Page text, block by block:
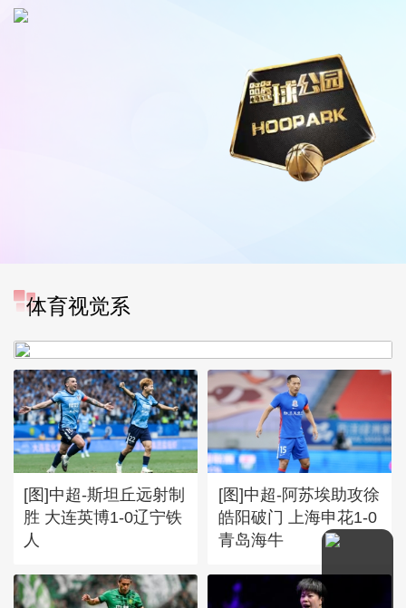
体育视觉系
[图]中超-奥斯卡破门 云南玉
[图]中超-斯坦丘远射制
胜 大连英博1-0辽宁铁
人
[图]中超-阿苏埃助攻徐
皓阳破门 上海申花1-0
青岛海牛